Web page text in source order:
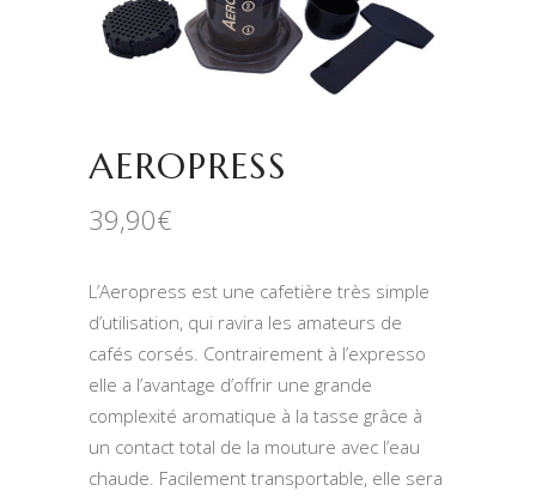
AEROPRESS
39,90€
L’Aeropress est une cafetière très simple
d’utilisation, qui ravira les amateurs de
cafés corsés. Contrairement à l’expresso
elle a l’avantage d’offrir une grande
complexité aromatique à la tasse grâce à
un contact total de la mouture avec l’eau
chaude. Facilement transportable, elle sera